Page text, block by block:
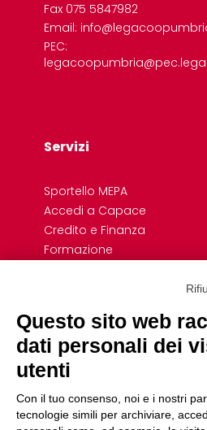
Fax 075 5847982
Email:
PEC:
Servizi
Sportello MEPA
Accedi a Capace
Credito e Finanza
Formazione
Link Rapidi
Associazioni di Settore e
Uffici
Servizio Civile
Questo sito web
dati personali dei
utenti
Con il tuo consenso, noi e i nostri
tecnologie simili per archiviare,